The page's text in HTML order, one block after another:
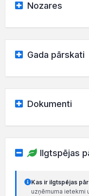
Nozares
Gada pārskati
Dokumenti
Ilgtspējas
Kas ir ilgtspējas
uzņēmuma ietekmi